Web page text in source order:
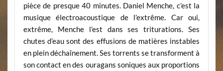
pièce de presque 40 minutes. Daniel Menche, c’est la
musique électroacoustique de l’extrême. Car oui,
extrême, Menche l’est dans ses triturations. Ses
chutes d’eau sont des effusions de matières instables
en plein déchaînement. Ses torrents se transforment à
son contact en des ouragans soniques aux proportions